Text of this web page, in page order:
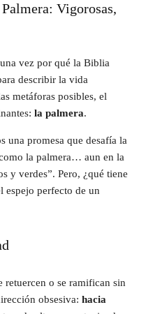
Vigorosas,
vez por qué la Biblia
describir la vida
metáforas posibles, el
la palmera.
una promesa que desafía la
la palmera… aun en la
y verdes”. Pero, ¿qué tiene
espejo perfecto de un
retuercen o se ramifican sin
obsesiva: hacia